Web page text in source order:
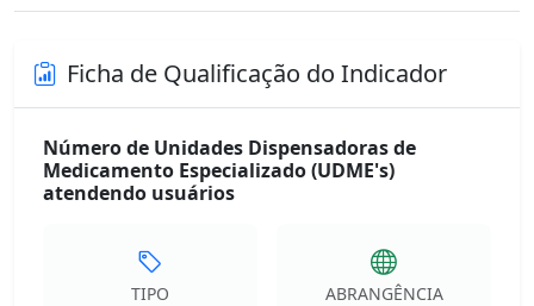
Ficha de Qualificação do Indicador
Número de Unidades Dispensadoras de
Medicamento Especializado (UDME's)
atendendo usuários
TIPO ABRANGÊNCIA